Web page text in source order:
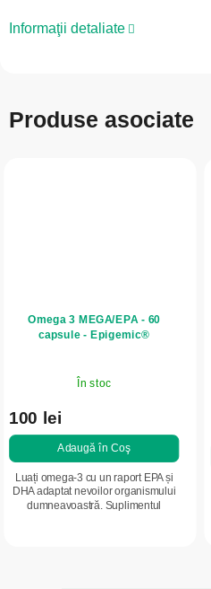
Informaţii detaliate
Produse asociate
Omega 3 MEGA/EPA - 60
capsule - Epigemic®
În stoc
100 lei
Adaugă în Coş
Luați omega-3 cu un raport EPA și
DHA adaptat nevoilor organismului
dumneavoastră. Suplimentul